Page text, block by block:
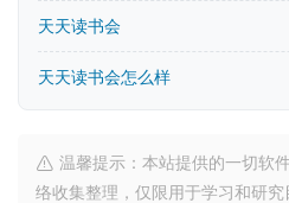
天天读书会
天天读书会怎么样
温馨提示：本站提供的一切软
络收集整理，仅限用于学习和研